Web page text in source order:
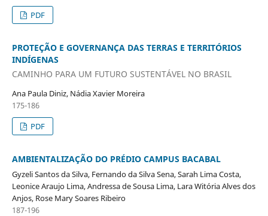
PDF
PROTEÇÃO E GOVERNANÇA DAS TERRAS E TERRITÓRIOS
INDÍGENAS
CAMINHO PARA UM FUTURO SUSTENTÁVEL NO BRASIL
Ana Paula Diniz, Nádia Xavier Moreira
175-186
PDF
AMBIENTALIZAÇÃO DO PRÉDIO CAMPUS BACABAL
Gyzeli Santos da Silva, Fernando da Silva Sena, Sarah Lima Costa,
Leonice Araujo Lima, Andressa de Sousa Lima, Lara Witória Alves dos
Anjos, Rose Mary Soares Ribeiro
187-196